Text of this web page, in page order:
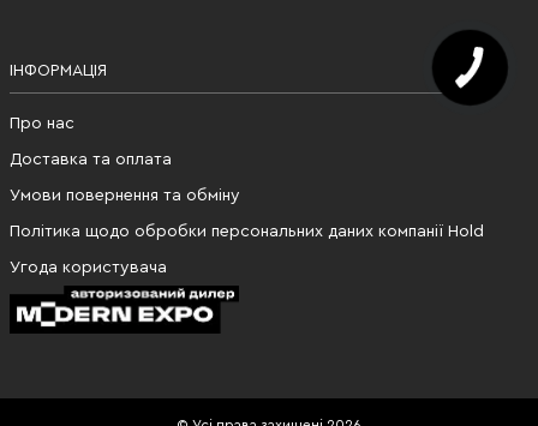
ІНФОРМАЦІЯ
Про нас
Доставка та оплата
Умови повернення та обміну
Політика щодо обробки персональних даних компанії Hold
Угода користувача